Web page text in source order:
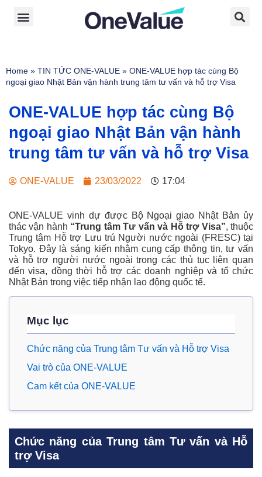
Home » TIN TỨC ONE-VALUE » ONE-VALUE hợp tác cùng Bộ
ngoại giao Nhật Bản vận hành trung tâm tư vấn và hỗ trợ Visa
ONE-VALUE hợp tác cùng Bộ
ngoại giao Nhật Bản vận hành
trung tâm tư vấn và hỗ trợ Visa
ONE-VALUE 23/03/2022 17:04
ONE-VALUE vinh dự được Bộ Ngoại giao Nhật Bản ủy
thác vận hành “Trung tâm Tư vấn và Hỗ trợ Visa”, thuộc
Trung tâm Hỗ trợ Lưu trú Người nước ngoài (FRESC) tại
Tokyo. Đây là sáng kiến nhằm cung cấp thông tin, tư vấn
và hỗ trợ người nước ngoài trong các thủ tục liên quan
đến visa, đồng thời hỗ trợ các doanh nghiệp và tổ chức
Nhật Bản trong việc tiếp nhận lao động quốc tế.
Mục lục
Chức năng của Trung tâm Tư vấn và Hỗ trợ Visa
Vai trò của ONE-VALUE
Cam kết của ONE-VALUE
Chức năng của Trung tâm Tư vấn và Hỗ
trợ Visa